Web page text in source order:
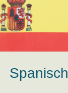
Spanisch